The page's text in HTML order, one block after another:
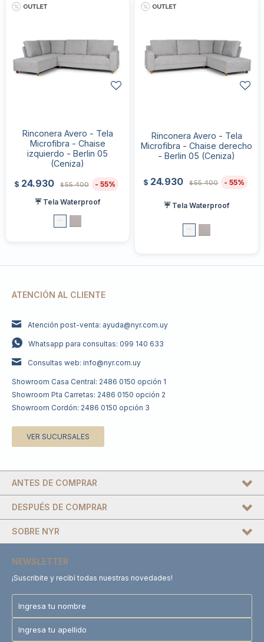
Rinconera Avero - Tela
Microfibra - Chaise
izquierdo - Berlin 05
(Ceniza)
$ 24.930 $55.400
55
☔ Tela Waterproof
Rinconera Avero - Tela
Microfibra - Chaise derecho
- Berlin 05 (Ceniza)
$ 24.930 $55.400 55
☔ Tela Waterproof
ATENCIÓN AL CLIENTE
Atención post-venta: ayuda@nyr.com.uy
Whatsapp para consultas: 099 140 633
Consultas web: info@nyr.com.uy
Showroom Casa Central: 2486 0150 opción 1
Showroom Pta Carretas: 2486 0150 opción 2
Showroom Cordón: 2486 0150 opción 3
VER SUCURSALES
DESPUÉS DE COMPRAR
SOBRE NYR
ANTES DE COMPRAR
NEWSLETTER
¡Suscribite y recibí todas nuestras novedades!